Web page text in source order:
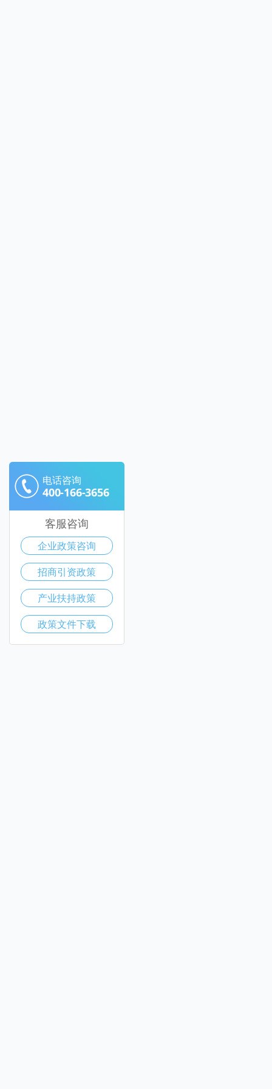
电话咨询
400-166-3656
客服咨询
企业政策咨询
招商引资政策
产业扶持政策
政策文件下载